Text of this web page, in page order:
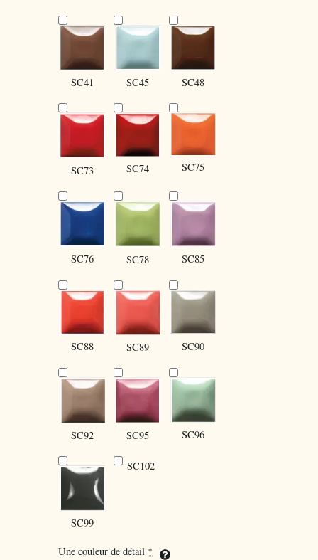
SC41 SC45 SC48
SC73 SC74 SC75
SC76 SC78 SC85
SC88 SC89 SC90
SC92 SC95 SC96
SC99
SC102
Une couleur de détail *